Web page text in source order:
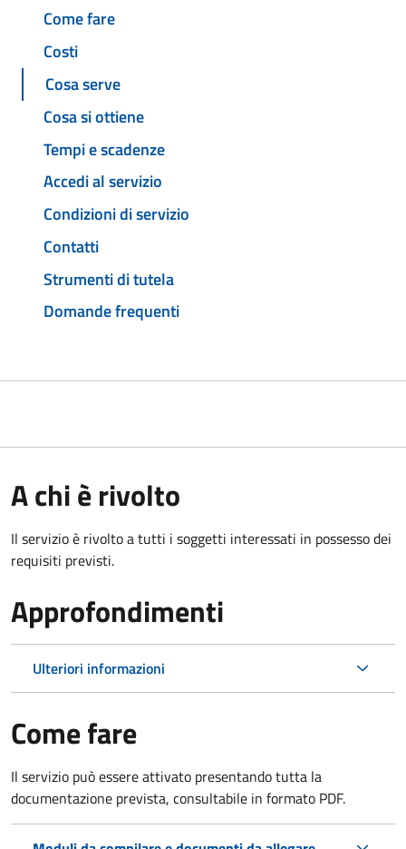
Come fare
Costi
Cosa serve
Cosa si ottiene
Tempi e scadenze
Accedi al servizio
Condizioni di servizio
Contatti
Strumenti di tutela
Domande frequenti
A chi è rivolto
Il servizio è rivolto a tutti i soggetti interessati in possesso dei
requisiti previsti.
Approfondimenti
Ulteriori informazioni
Come fare
Il servizio può essere attivato presentando tutta la
documentazione prevista, consultabile in formato PDF.